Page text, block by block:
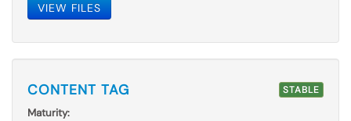
VIEW FILES
STABLE
CONTENT TAG
Maturity: